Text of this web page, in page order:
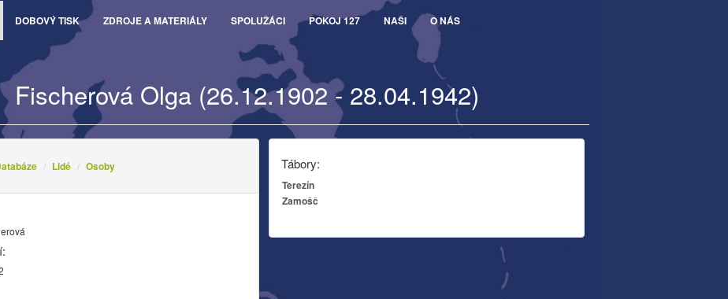
DOBOVÝ TISK ZDROJE A MATERIÁLY SPOLUŽÁCI POKOJ 127 NAŠI O NÁS
Fischerová Olga (26.12.1902 - 28.04.1942)
Tábory:
Terezín
Zamošč
Lidé Osoby